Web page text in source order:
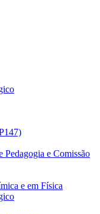
Pedagogia e Comissão
e em Física